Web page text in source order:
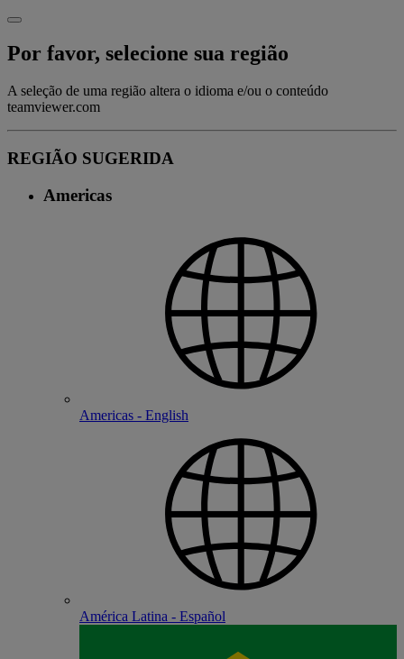
Por favor, selecione sua região
A seleção de uma região altera o idioma e/ou o conteúdo
teamviewer.com
REGIÃO SUGERIDA
Americas
Americas - English
América Latina - Español